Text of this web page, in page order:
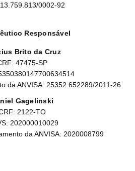
0002-92
Responsável
Brito da Cruz
47475-SP
da ANVISA: 25352.652289/2011-26
Gagelinski
2122-TO
202000010029
da ANVISA: 2020008799